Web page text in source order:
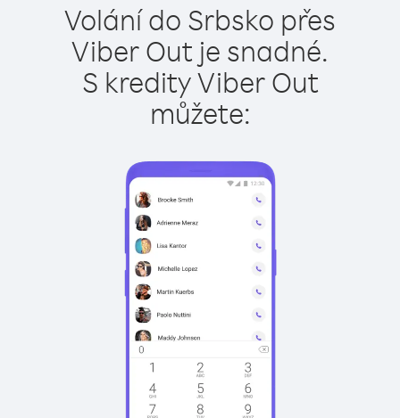
Volání do Srbsko přes
Viber Out je snadné.
S kredity Viber Out
můžete: